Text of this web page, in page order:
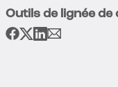
Outils de lignée de